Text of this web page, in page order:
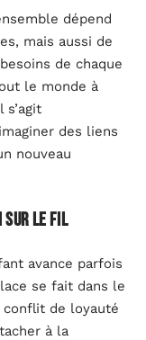
dépend
mais aussi de
de chaque
le monde à
des liens
nouveau
sur le fil
avance parfois
se fait dans le
conflit de loyauté
à la